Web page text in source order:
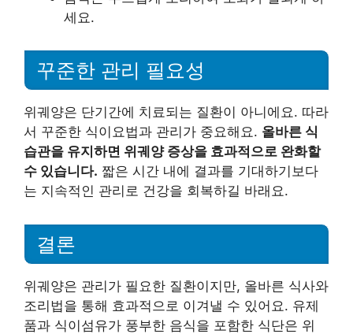
세요.
꾸준한 관리 필요성
위궤양은 단기간에 치료되는 질환이 아니에요. 따라
서 꾸준한 식이요법과 관리가 중요해요. 올바른 식
습관을 유지하면 위궤양 증상을 효과적으로 완화할
수 있습니다. 짧은 시간 내에 결과를 기대하기보다
는 지속적인 관리로 건강을 회복하길 바래요.
결론
위궤양은 관리가 필요한 질환이지만, 올바른 식사와
조리법을 통해 효과적으로 이겨낼 수 있어요. 유제
품과 식이섬유가 풍부한 음식을 포함한 식단은 위